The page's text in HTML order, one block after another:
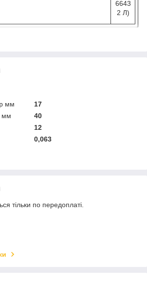
6643
2 Л)
мм
17
мм
40
12
0,063
тільки по передоплаті.